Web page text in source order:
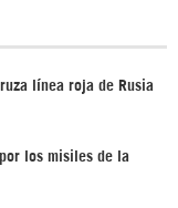
línea roja de Rusia
los misiles de la